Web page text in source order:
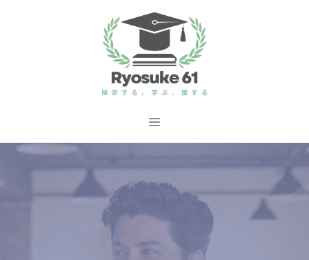
ス
ッ
メ